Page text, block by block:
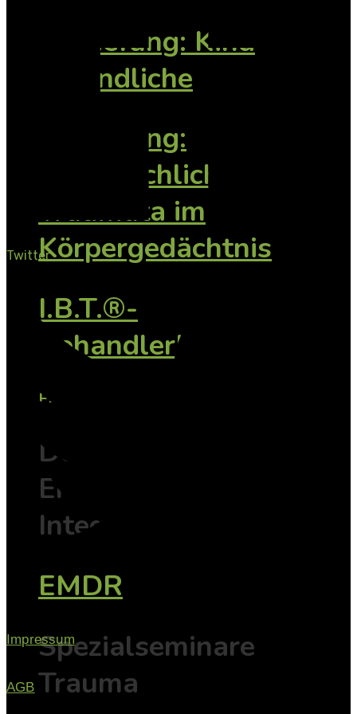
Vertiefung: Kind
Jugendliche
Vertiefung:
Vorsprachliche
Traumata im
Körpergedächtnis
I.B.T.®-
BehandlerInnen
EMDR
Der Weg vom
Erleben zur
Integration
EMDR
Spezialseminare
Trauma
Twitter
Impressum
AGB